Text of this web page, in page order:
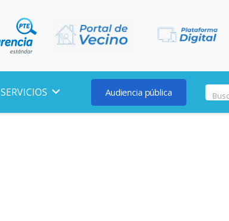
SERVICIOS Audiencia pública